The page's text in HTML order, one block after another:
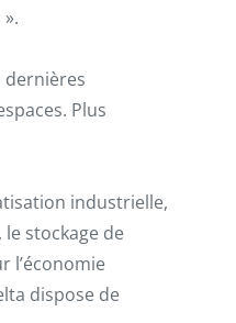
dernières
Plus
industrielle,
stockage de
l’économie
dispose de